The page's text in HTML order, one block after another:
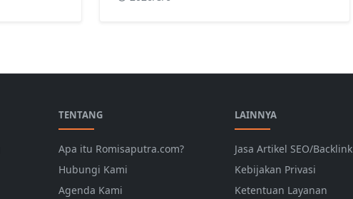
TENTANG
Apa itu Romisaputra.com?
Hubungi Kami
Agenda Kami
LAINNYA
Jasa Artikel SEO/Backlink
Kebijakan Privasi
Ketentuan Layanan